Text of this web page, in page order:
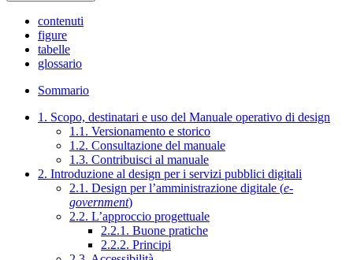
contenuti
figure
tabelle
glossario
Sommario
1. Scopo, destinatari e uso del Manuale operativo di design
1.1. Versionamento e storico
1.2. Consultazione del manuale
1.3. Contribuisci al manuale
2. Introduzione al design per i servizi pubblici digitali
2.1. Design per l’amministrazione digitale (e-
government)
2.2. L’approccio progettuale
2.2.1. Buone pratiche
2.2.2. Principi